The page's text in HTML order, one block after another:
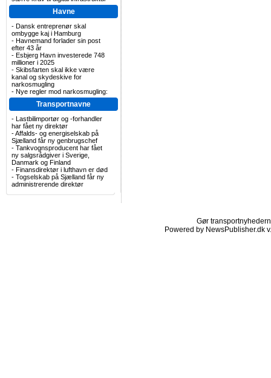
Havne
- Dansk entreprenør skal
ombygge kaj i Hamburg
- Havnemand forlader sin post
efter 43 år
- Esbjerg Havn investerede 748
millioner i 2025
- Skibsfarten skal ikke være
kanal og skydeskive for
narkosmugling
- Nye regler mod narkosmugling:
Transportnavne
- Lastbilimportør og -forhandler
har fået ny direktør
-Affalds- og energiselskab på
Sjælland får ny genbrugschef
- Tankvognsproducent har fået
ny salgsrådgiver i Sverige,
Danmark og Finland
- Finansdirektør i lufthavn er død
- Togselskab på Sjælland får ny
administrerende direktør
Gør
Powered by NewsPublisher.dk